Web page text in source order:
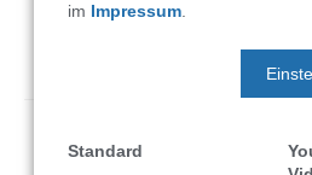
TWC
Wohlfühlteppiche
im Impressum
Standard